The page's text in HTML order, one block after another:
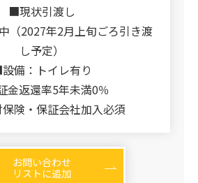
■現状引渡し
（2027年2月上旬ごろ引き渡
し予定）
備：トイレ有り
金返還率5年未満0％
険・保証会社加入必須
お問い合わせ
リストに追加